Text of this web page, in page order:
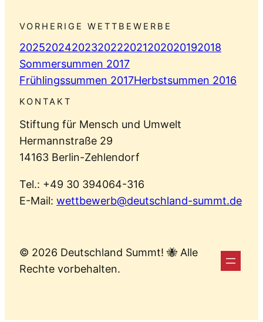
VORHERIGE WETTBEWERBE
20252024202320222021202020192018
Sommersummen 2017
Frühlingssummen 2017Herbstsummen 2016
KONTAKT
Stiftung für Mensch und Umwelt
Hermannstraße 29
14163 Berlin-Zehlendorf
Tel.: +49 30 394064-316
E-Mail: wettbewerb@deutschland-summt.de
© 2026 Deutschland Summt! 🐝 Alle
Rechte vorbehalten.